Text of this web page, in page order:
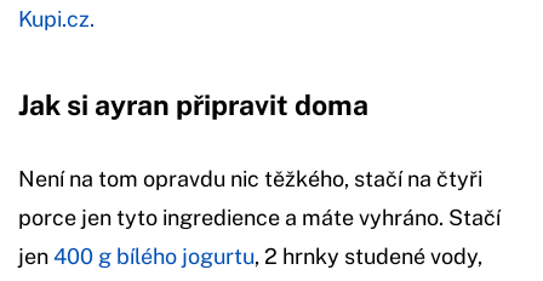
Kupi.cz.
Jak si ayran připravit doma
Není na tom opravdu nic těžkého, stačí na čtyři
porce jen tyto ingredience a máte vyhráno. Stačí
jen400 g bílého jogurtu, 2 hrnky studené vody,